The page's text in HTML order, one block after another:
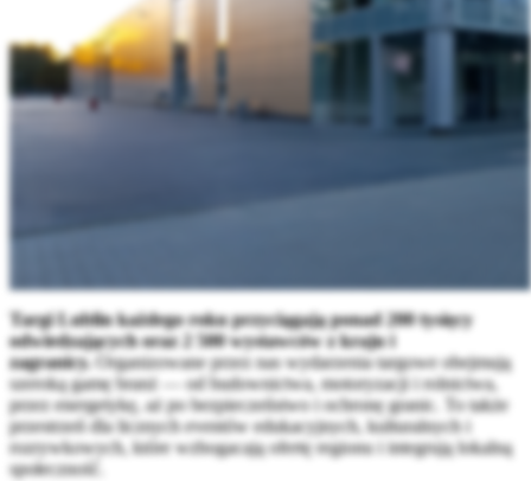
Targi Lublin każdego roku przyciągają ponad 200 tysięcy
odwiedzających oraz 2 500 wystawców z kraju i
zagranicy. Organizowane przez nas wydarzenia targowe obejmują
szeroką gamę branż — od budownictwa, motoryzacji i rolnictwa,
przez energetykę, aż po bezpieczeństwo i ochronę granic. To także
przestrzeń dla licznych eventów edukacyjnych, kulturalnych i
rozrywkowych, które wzbogacają ofertę regionu i integrują lokalną
społeczność.